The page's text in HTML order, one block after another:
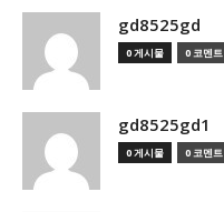
gd8525gd
0 게시물 0 코멘트
gd8525gd1
0 게시물 0 코멘트